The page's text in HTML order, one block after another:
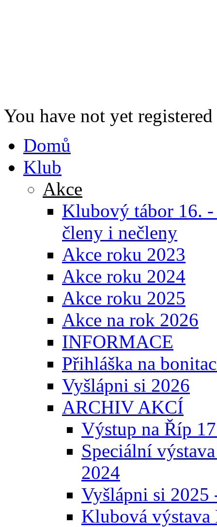
You have not yet
Domů
Klub
Akce
Klubový tábor 16.
členy i nečleny
Akce roku 2023
Akce roku 2024
Akce roku 2025
Akce na rok 2026
INFORMACE
Přihláška na
Vyšlápni si 2026
ARCHIV AKCÍ
Výstup na Říp
Speciální
2024
Vyšlápni si 2025
Klubová výstava